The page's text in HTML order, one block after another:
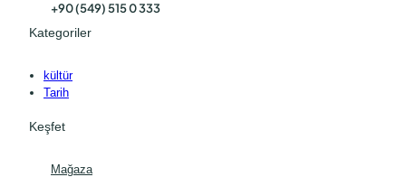
+90 (549) 515 0 333
Kategoriler
kültür
Tarih
Keşfet
Mağaza